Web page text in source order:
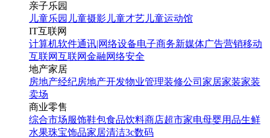
亲子乐园
儿童乐园 儿童摄影 儿童才艺 儿童运动馆
IT互联网
计算机软件通讯|网络设备电子商务新媒体广告营销移动
互联网互联网金融网络安全
地产家居
房地产经纪房地产开发物业管理装修公司 家居家装家装
卖场
商业零售
综合市场服饰鞋包食品饮料商店超市家电母婴用品生鲜
水果珠宝饰品家居清洁3c数码